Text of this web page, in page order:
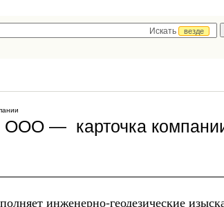
Искать
везде
ООО — карточка
инженерно-геодезические